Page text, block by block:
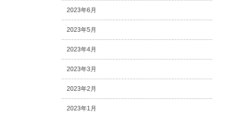
2023年6月
2023年5月
2023年4月
2023年3月
2023年2月
2023年1月